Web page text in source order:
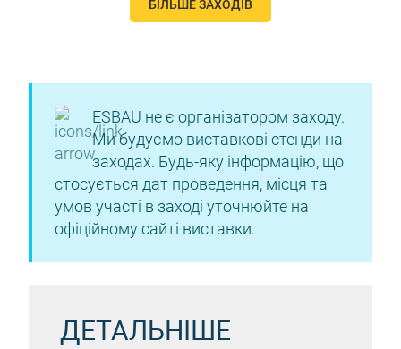
БІЛЬШЕ ЗАХОДІВ
ESBAU не є організатором заходу.
Ми будуємо виставкові стенди на
заходах. Будь-яку інформацію, що
стосується дат проведення, місця та
умов участі в заході уточнюйте на
офіційному сайті виставки.
ДЕТАЛЬНІШЕ